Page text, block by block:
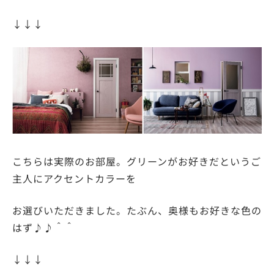
↓↓↓
こちらは実際のお部屋。グリーンがお好きだというご
主人にアクセントカラーを
お選びいただきました。たぶん、奥様もお好きな色の
はず♪♪＾＾
↓↓↓